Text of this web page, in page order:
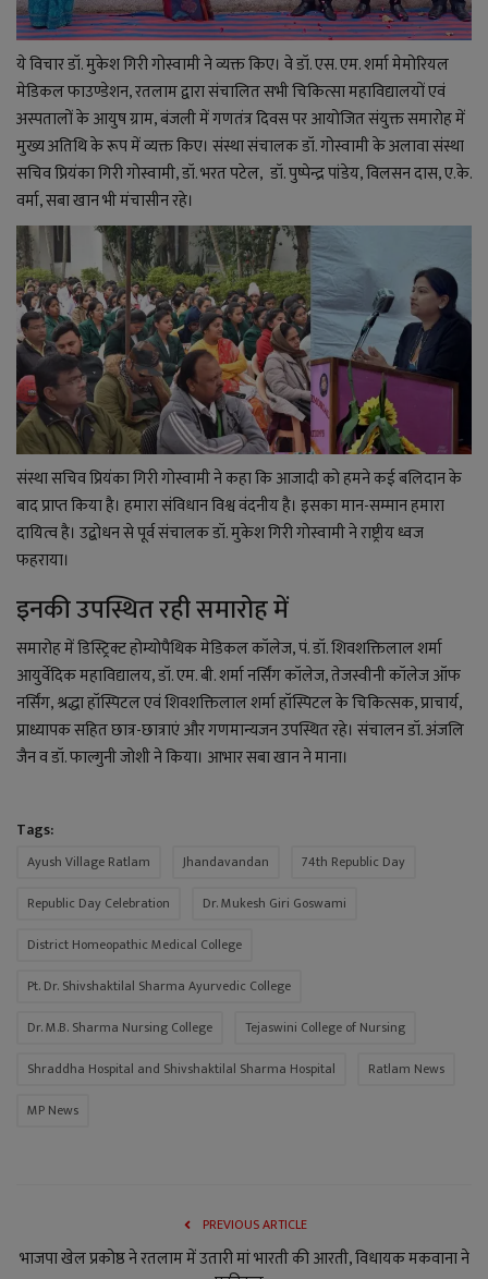
ये विचार डॉ. मुकेश गिरी गोस्वामी ने व्यक्त किए। वे डॉ. एस. एम. शर्मा मेमोरियल
मेडिकल फाउण्डेशन, रतलाम द्वारा संचालित सभी चिकित्सा महाविद्यालयों एवं
अस्पतालों के आयुष ग्राम, बंजली में गणतंत्र दिवस पर आयोजित संयुक्त समारोह में
मुख्य अतिथि के रूप में व्यक्त किए। संस्था संचालक डॉ. गोस्वामी के अलावा संस्था
सचिव प्रियंका गिरी गोस्वामी,डॉ. भरत पटेल, डॉ. पुष्पेन्द्र पांडेय, विलसन दास, ए.के.
वर्मा, सबा खान भी मंचासीन रहे।
संस्था सचिव प्रियंका गिरी गोस्वामी ने कहा कि आजादी को हमने कई बलिदान के
बाद प्राप्त किया है। हमारा संविधान विश्व वंदनीय है। इसका मान-सम्मान हमारा
दायित्व है। उद्बोधन से पूर्व संचालक डॉ. मुकेश गिरी गोस्वामी ने राष्ट्रीय ध्वज
फहराया।
इनकी उपस्थित रही समारोह में
समारोह में डिस्ट्रिक्ट होम्योपैथिक मेडिकल कॉलेज, पं. डॉ. शिवशक्तिलाल शर्मा
आयुर्वेदिक महाविद्यालय, डॉ. एम. बी. शर्मा नर्सिंग कॉलेज, तेजस्वीनी कॉलेज ऑफ
नर्सिंग, श्रद्धा हॉस्पिटल एवं शिवशक्तिलाल शर्मा हॉस्पिटल के चिकित्सक, प्राचार्य,
प्राध्यापक सहित छात्र-छात्राएं और गणमान्यजन उपस्थित रहे। संचालन डॉ. अंजलि
जैन व डॉ. फाल्गुनी जोशी ने किया। आभार सबा खान ने माना।
Tags:
Ayush Village Ratlam Jhandavandan
74th Republic Day
Republic Day Celebration
Dr. Mukesh Giri Goswami
District Homeopathic Medical College
Pt. Dr. Shivshaktilal Sharma Ayurvedic College
Dr. M.B. Sharma Nursing College
Tejaswini College of Nursing
Shraddha Hospital and Shivshaktilal Sharma Hospital
Ratlam News
MP News
PREVIOUS ARTICLE
भाजपा खेल प्रकोष्ठ ने रतलाम में उतारी मां भारती की आरती, विधायक मकवाना ने